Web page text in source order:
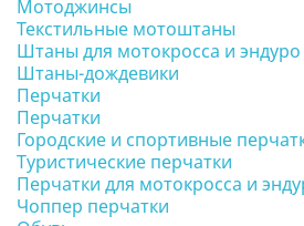
Мотоджинсы
Текстильные мотоштаны
Штаны для мотокросса и эндуро
Штаны-дождевики
Перчатки
Перчатки
Городские и спортивные
Туристические перчатки
Перчатки для мотокросса и
Чоппер перчатки